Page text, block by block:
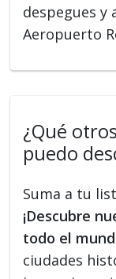
despegues y
Aeropuerto
¿Qué
puedo
Suma a tu
¡Descubre
todo el
ciudades